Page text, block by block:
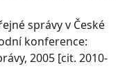
správy v České
konference:
2005 [cit. 2010-